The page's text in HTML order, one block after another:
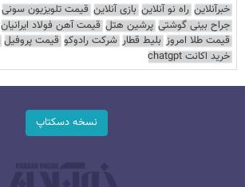
خبرآنلاین راه نو آنلاین بازی آنلاین قیمت تلویزیون سونی
جراح بینی گوشتی پرشین هتل قیمت آهن فولاد ایرانیان
قیمت طلا امروز بلیط قطار شرکت رادوکو قیمت پروفیل
خرید اکانت chatgpt
نسخه دسکتاپ